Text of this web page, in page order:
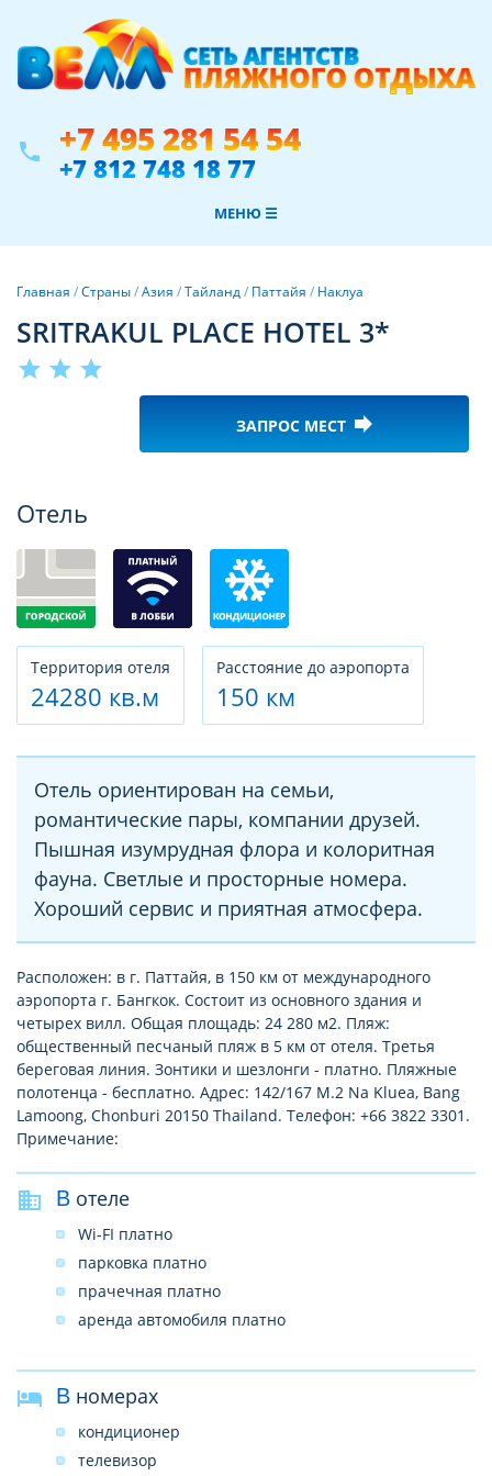
phone +7 495 281 54 54
+7 812 748 18 77
МЕНЮ ☰
Главная /Страны/Азия /Тайланд/ Паттайя / Наклуа
SRITRAKUL PLACE HOTEL 3*
star star star
ЗАПРОС МЕСТ forward
Отель
Территория отеля
24280 кв.м
Расстояние до аэропорта
150 км
Отель ориентирован на семьи,
романтические пары, компании друзей.
Пышная изумрудная флора и колоритная
фауна. Светлые и просторные номера.
Хороший сервис и приятная атмосфера.
Расположен: в г. Паттайя, в 150 км от международного
аэропорта г. Бангкок. Состоит из основного здания и
четырех вилл. Общая площадь: 24 280 м2. Пляж:
общественный песчаный пляж в 5 км от отеля. Третья
береговая линия. Зонтики и шезлонги - платно. Пляжные
полотенца - бесплатно. Адрес: 142/167 M.2 Na Kluea, Bang
Lamoong, Chonburi 20150 Thailand. Телефон: +66 3822 3301.
Примечание:
В отеле
Wi-FI платно
парковка платно
прачечная платно
аренда автомобиля платно
В номерах
кондиционер
телевизор